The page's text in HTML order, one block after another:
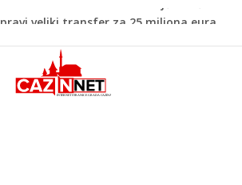
Psihijatrica: Ovo je greška koju većina
tinejdžerima
Na Ahiret preselila Tahirović (rođ.
Ćoralić) Alije